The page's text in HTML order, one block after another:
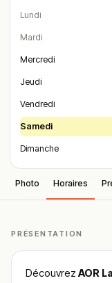
Lundi
Mardi
Mercredi
Jeudi
Vendredi
Samedi
Dimanche
Photo Horaires
PRÉSENTATION
Découvrez AOR